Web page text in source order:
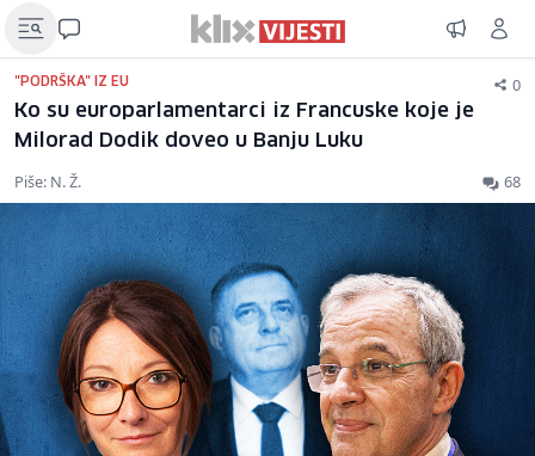
"PODRŠKA" IZ EU 0
Ko su europarlamentarci iz Francuske koje je
Milorad Dodik doveo u Banju Luku
Piše: N. Ž. 68